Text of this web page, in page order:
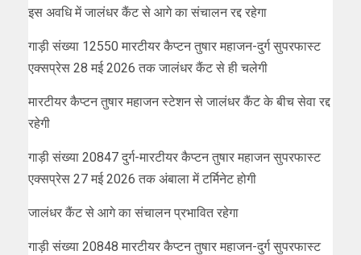
इस अवधि में जालंधर कैंट से आगे का संचालन रद्द रहेगा
गाड़ी संख्या 12550 मारटीयर कैप्टन तुषार महाजन-दुर्ग सुपरफास्ट
एक्सप्रेस 28 मई 2026 तक जालंधर कैंट से ही चलेगी
मारटीयर कैप्टन तुषार महाजन स्टेशन से जालंधर कैंट के बीच सेवा रद्द
रहेगी
गाड़ी संख्या 20847 दुर्ग-मारटीयर कैप्टन तुषार महाजन सुपरफास्ट
एक्सप्रेस 27 मई 2026 तक अंबाला में टर्मिनेट होगी
जालंधर कैंट से आगे का संचालन प्रभावित रहेगा
गाड़ी संख्या 20848 मारटीयर कैप्टन तुषार महाजन-दुर्ग सुपरफास्ट